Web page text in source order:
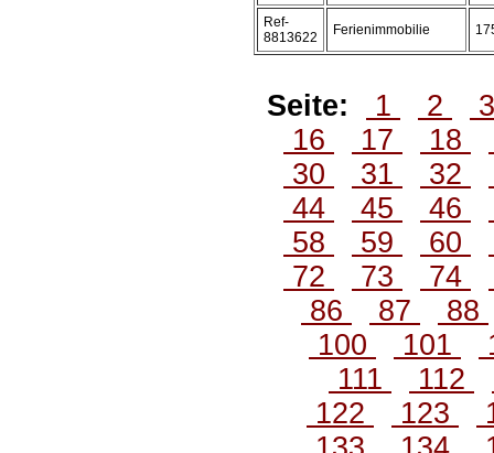
Ref-
8813622
Ferienimmobilie
Seite: 1 2
16
17 18
30
31 32
44
45 46
58
59 60
72
73 74
86
87
88
100
101
111
112
122
123